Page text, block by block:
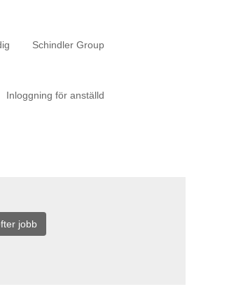
Schindler Group
Inloggning för anställd